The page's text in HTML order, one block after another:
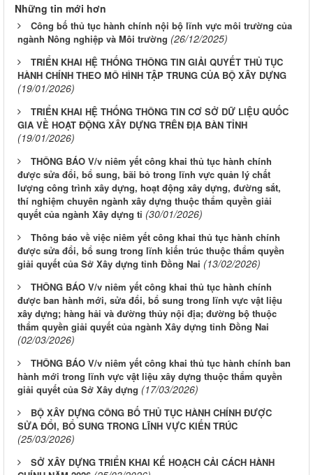
Những tin mới hơn
Công bố thủ tục hành chính nội bộ lĩnh vực môi trường của
ngành Nông nghiệp và Môi trường (26/12/2025)
TRIỂN KHAI HỆ THỐNG THÔNG TIN GIẢI QUYẾT THỦ TỤC
HÀNH CHÍNH THEO MÔ HÌNH TẬP TRUNG CỦA BỘ XÂY DỰNG
(19/01/2026)
TRIỂN KHAI HỆ THỐNG THÔNG TIN CƠ SỞ DỮ LIỆU QUỐC
GIA VỀ HOẠT ĐỘNG XÂY DỰNG TRÊN ĐỊA BÀN TỈNH
(19/01/2026)
THÔNG BÁO V/v niêm yết công khai thủ tục hành chính
được sửa đổi, bổ sung, bãi bỏ trong lĩnh vực quản lý chất
lượng công trình xây dựng, hoạt động xây dựng, đường sắt,
thí nghiệm chuyên ngành xây dựng thuộc thẩm quyền giải
quyết của ngành Xây dựng tỉ (30/01/2026)
Thông báo về việc niêm yết công khai thủ tục hành chính
được sửa đổi, bổ sung trong lĩnh kiến trúc thuộc thẩm quyền
giải quyết của Sở Xây dựng tỉnh Đồng Nai (13/02/2026)
THÔNG BÁO V/v niêm yết công khai thủ tục hành chính
được ban hành mới, sửa đổi, bổ sung trong lĩnh vực vật liệu
xây dựng; hàng hải và đường thủy nội địa; đường bộ thuộc
thẩm quyền giải quyết của ngành Xây dựng tỉnh Đồng Nai
(02/03/2026)
THÔNG BÁO V/v niêm yết công khai thủ tục hành chính ban
hành mới trong lĩnh vực vật liệu xây dựng thuộc thẩm quyền
giải quyết của Sở Xây dựng (17/03/2026)
BỘ XÂY DỰNG CÔNG BỐ THỦ TỤC HÀNH CHÍNH ĐƯỢC
SỬA ĐỔI, BỔ SUNG TRONG LĨNH VỰC KIẾN TRÚC
(25/03/2026)
SỞ XÂY DỰNG TRIỂN KHAI KẾ HOẠCH CẢI CÁCH HÀNH